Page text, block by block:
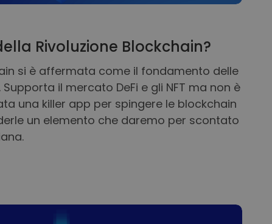
Rivoluzione Blockchain?
si è affermata come il fondamento delle
il mercato DeFi e gli NFT ma non è
una killer app per spingere le blockchain
un elemento che daremo per scontato